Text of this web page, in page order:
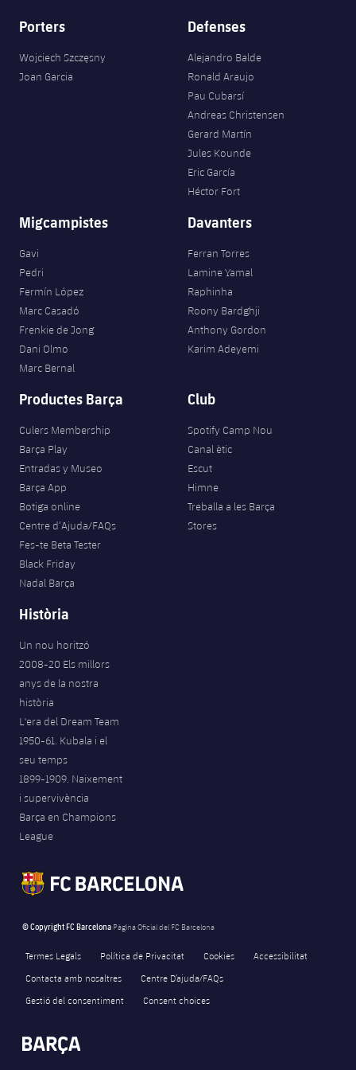
Infantil
Notícies
Atletisme
plusicon
més
Actualitat
Bàsquet en cadira de rodes
plusicon
més
Resultats
Classificació
Plantilla
Agenda
Rugby
plusicon
més
Actualitat
Jugadors
Calendari
Resultats
Classificació
Fotos
Voleibol
Notícies
Voleibol femení
PLUSICON
MÉS
League of Legends
VALORANT Rising
VALORANT Game Changers
eFootball
Porters
Wojciech Szczęsny
Joan Garcia
Defenses
Alejandro Balde
Ronald Araujo
Pau Cubarsí
Andreas Christensen
Gerard Martín
Jules Kounde
Eric García
Héctor Fort
Migcampistes
Gavi
Pedri
Fermín López
Marc Casadó
Frenkie de Jong
Dani Olmo
Marc Bernal
Davanters
Ferran Torres
Lamine Yamal
Raphinha
Roony Bardghji
Anthony Gordon
Karim Adeyemi
Productes Barça
Culers Membership
Barça Play
Entradas y Museo
Barça App
Botiga online
Centre d’Ajuda/FAQs
Fes-te Beta Tester
Black Friday
Nadal Barça
Club
Spotify Camp Nou
Canal ètic
Escut
Himne
Treballa a les Barça
Stores
Història
Un nou horitzó
2008-20 Els millors
anys de la nostra
història
L'era del Dream Team
1950-61. Kubala i el
seu temps
1899-1909. Naixement
i supervivència
Barça en Champions
League
© Copyright FC Barcelona Pàgina Oficial del FC Barcelona
Termes Legals Política de Privacitat Cookies
Accessibilitat
Contacta amb nosaltres
Centre D’ajuda/FAQs
Gestió del consentiment
Consent choices